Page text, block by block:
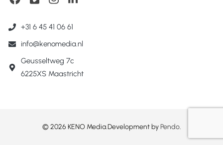
+31 6 45 41 06 61
info@kenomedia.nl
Geusseltweg 7c
6225XS Maastricht
© 2026 KENO Media.Development byPendo.